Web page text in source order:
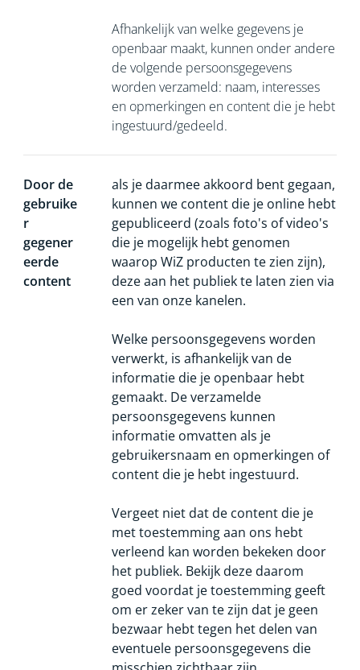
Afhankelijk van welke gegevens je
openbaar maakt, kunnen onder andere
de volgende persoonsgegevens
worden verzameld: naam, interesses
en opmerkingen en content die je hebt
ingestuurd/gedeeld.
Door de
gebruike
r
gegener
eerde
content
als je daarmee akkoord bent gegaan,
kunnen we content die je online hebt
gepubliceerd (zoals foto's of video's
die je mogelijk hebt genomen
waarop WiZ producten te zien zijn),
deze aan het publiek te laten zien via
een van onze kanelen.
Welke persoonsgegevens worden
verwerkt, is afhankelijk van de
informatie die je openbaar hebt
gemaakt. De verzamelde
persoonsgegevens kunnen
informatie omvatten als je
gebruikersnaam en opmerkingen of
content die je hebt ingestuurd.
Vergeet niet dat de content die je
met toestemming aan ons hebt
verleend kan worden bekeken door
het publiek. Bekijk deze daarom
goed voordat je toestemming geeft
om er zeker van te zijn dat je geen
bezwaar hebt tegen het delen van
eventuele persoonsgegevens die